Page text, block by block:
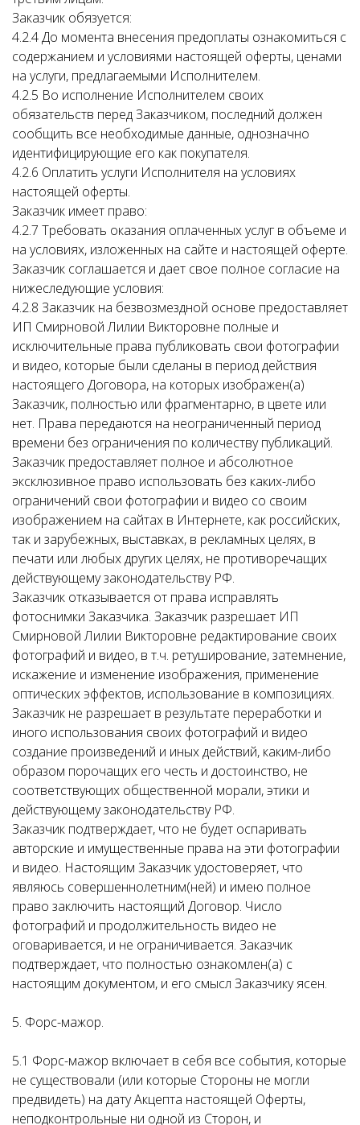
Заказчик обязуется:
4.2.4 До момента внесения предоплаты ознакомиться с
содержанием и условиями настоящей оферты, ценами
на услуги, предлагаемыми Исполнителем.
4.2.5 Во исполнение Исполнителем своих
обязательств перед Заказчиком, последний должен
сообщить все необходимые данные, однозначно
идентифицирующие его как покупателя.
4.2.6 Оплатить услуги Исполнителя на условиях
настоящей оферты.
Заказчик имеет право:
4.2.7 Требовать оказания оплаченных услуг в объеме и
на условиях, изложенных на сайте и настоящей оферте.
Заказчик соглашается и дает свое полное согласие на
нижеследующие условия:
4.2.8 Заказчик на безвозмездной основе предоставляет
ИП Смирновой Лилии Викторовне полные и
исключительные права публиковать свои фотографии
и видео, которые были сделаны в период действия
настоящего Договора, на которых изображен(а)
Заказчик, полностью или фрагментарно, в цвете или
нет. Права передаются на неограниченный период
времени без ограничения по количеству публикаций.
Заказчик предоставляет полное и абсолютное
эксклюзивное право использовать без каких-либо
ограничений свои фотографии и видео со своим
изображением на сайтах в Интернете, как российских,
так и зарубежных, выставках, в рекламных целях, в
печати или любых других целях, не противоречащих
действующему законодательству РФ.
Заказчик отказывается от права исправлять
фотоснимки Заказчика. Заказчик разрешает ИП
Смирновой Лилии Викторовне редактирование своих
фотографий и видео, в т.ч. ретуширование, затемнение,
искажение и изменение изображения, применение
оптических эффектов, использование в композициях.
Заказчик не разрешает в результате переработки и
иного использования своих фотографий и видео
создание произведений и иных действий, каким-либо
образом порочащих его честь и достоинство, не
соответствующих общественной морали, этики и
действующему законодательству РФ.
Заказчик подтверждает, что не будет оспаривать
авторские и имущественные права на эти фотографии
и видео. Настоящим Заказчик удостоверяет, что
являюсь совершеннолетним(ней) и имею полное
право заключить настоящий Договор. Число
фотографий и продолжительность видео не
оговаривается, и не ограничивается. Заказчик
подтверждает, что полностью ознакомлен(а) с
настоящим документом, и его смысл Заказчику ясен.
5. Форс-мажор.
5.1 Форс-мажор включает в себя все события, которые
не существовали (или которые Стороны не могли
предвидеть) на дату Акцепта настоящей Оферты,
неподконтрольные ни одной из Сторон, и